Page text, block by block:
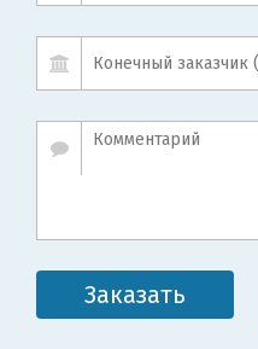
Заказать